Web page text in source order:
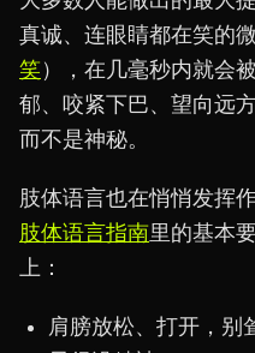
真诚、连眼睛都在笑的
笑），在几毫秒内就会
郁、咬紧下巴、望向远
而不是神秘。
肢体语言也在悄悄发挥作
肢体语言指南里的基本
上：
肩膀放松、打开，别